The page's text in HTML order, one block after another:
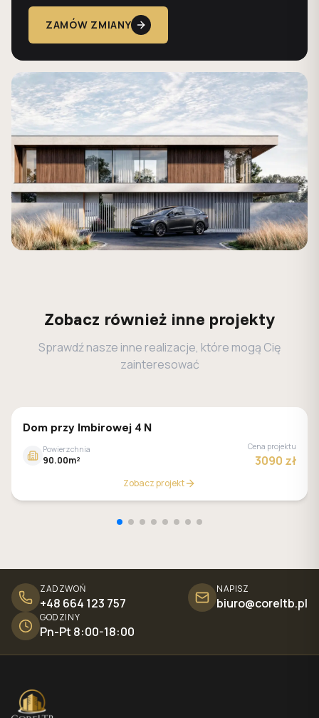
ZAMÓW ZMIANY
Zobacz również inne projekty
Sprawdź nasze inne realizacje, które mogą Cię
zainteresować
GALERIA DOMÓW
Dom przy Imbirowej 4 N
Powierzchnia
90.00m²
Cena projektu
3090 zł
Zobacz projekt
ZADZWOŃ
+48 664 123 757
NAPISZ
biuro@coreltb.pl
GODZINY
Pn-Pt 8:00-18:00